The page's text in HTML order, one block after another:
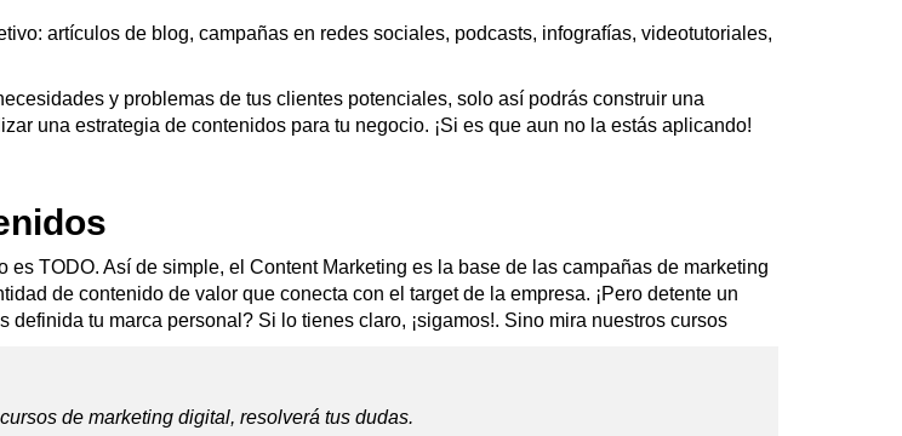
artículos de blog, campañas en redes sociales, podcasts, infografías, videotutoriales,
y problemas de tus clientes potenciales, solo así podrás construir una
una estrategia de contenidos para tu negocio. ¡Si es que aun no la estás aplicando!
TODO. Así de simple, el Content Marketing es la base de las campañas de marketing
de contenido de valor que conecta con el target de la empresa. ¡Pero detente un
tu marca personal? Si lo tienes claro, ¡sigamos!. Sino mira nuestros cursos
de marketing digital, resolverá tus dudas.